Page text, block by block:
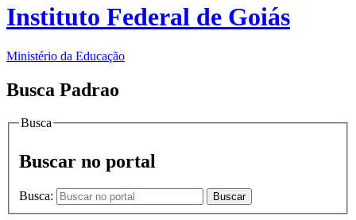
Instituto Federal de Goiás
Ministério da Educação
Busca Padrao
Busca
Buscar no portal
Busca: Buscar